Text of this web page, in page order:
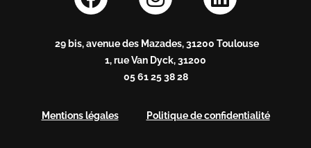
29 bis, avenue des Mazades, 31200 Toulouse
1, rue Van Dyck, 31200
05 61 25 38 28
Mentions légales Politique de confidentialité